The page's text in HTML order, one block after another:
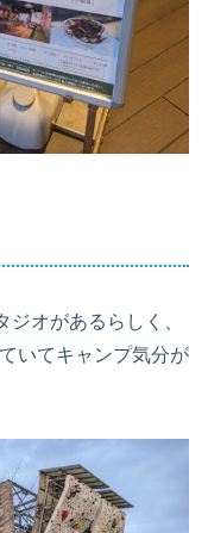
オがあるらしく、
いてキャンプ気分が